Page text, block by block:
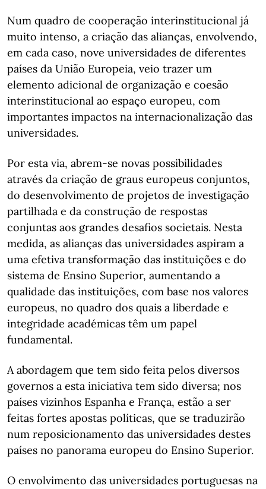
Num quadro de cooperação interinstitucional já
muito intenso, a criação das alianças, envolvendo,
em cada caso, nove universidades de diferentes
países da União Europeia, veio trazer um
elemento adicional de organização e coesão
interinstitucional ao espaço europeu, com
importantes impactos na internacionalização das
universidades.
Por esta via, abrem-se novas possibilidades
através da criação de graus europeus conjuntos,
do desenvolvimento de projetos de investigação
partilhada e da construção de respostas
conjuntas aos grandes desafios societais. Nesta
medida, as alianças das universidades aspiram a
uma efetiva transformação das instituições e do
sistema de Ensino Superior, aumentando a
qualidade das instituições, com base nos valores
europeus, no quadro dos quais a liberdade e
integridade académicas têm um papel
fundamental.
A abordagem que tem sido feita pelos diversos
governos a esta iniciativa tem sido diversa; nos
países vizinhos Espanha e França, estão a ser
feitas fortes apostas políticas, que se traduzirão
num reposicionamento das universidades destes
países no panorama europeu do Ensino Superior.
O envolvimento das universidades portuguesas na